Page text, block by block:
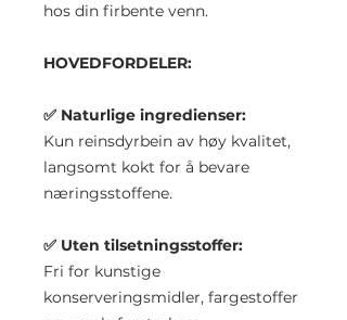
hos din firbente venn.​
HOVEDFORDELER:
✅ Naturlige ingredienser:
Kun reinsdyrbein av høy kvalitet,
langsomt kokt for å bevare
næringsstoffene.​
✅ Uten tilsetningsstoffer:
Fri for kunstige
konserveringsmidler, fargestoffer